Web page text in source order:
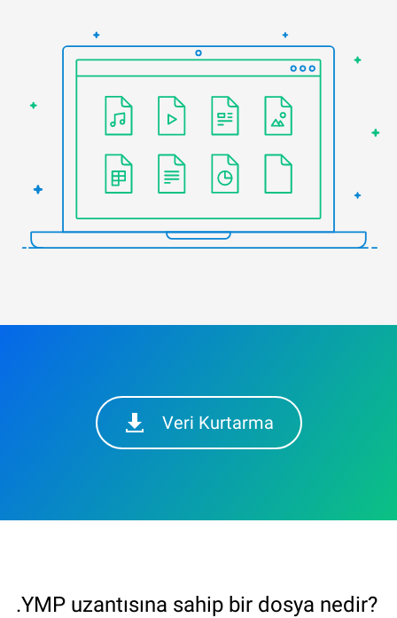
Veri Kurtarma
.YMP uzantısına sahip bir dosya nedir?